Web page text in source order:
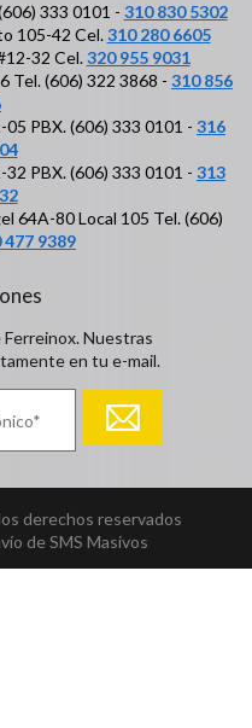
333 0101 - 310 830 5302
105-42 Cel.310 280 6605
32 Cel.320 955 9031
Tel. (606) 322 3868 - 310 856
05 PBX. (606) 333 0101 - 316
32 PBX. (606) 333 0101 - 313
64A-80 Local 105 Tel. (606)
477 9389
Nuestras
en tu e-mail.
derechos reservados
de SMS Masivos